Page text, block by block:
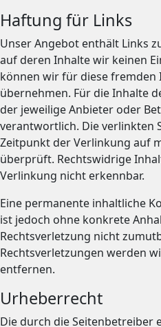
Haftung für Links
Unser Angebot enthält Links
auf deren Inhalte wir keinen
können wir für diese fremden
übernehmen. Für die Inhalte
der jeweilige Anbieter oder
verantwortlich. Die verlinkten
Zeitpunkt der Verlinkung auf
überprüft. Rechtswidrige
Verlinkung nicht erkennbar.
Eine permanente inhaltliche
ist jedoch ohne konkrete
Rechtsverletzung nicht
Rechtsverletzungen werden
entfernen.
Urheberrecht
Die durch die Seitenbetreiber